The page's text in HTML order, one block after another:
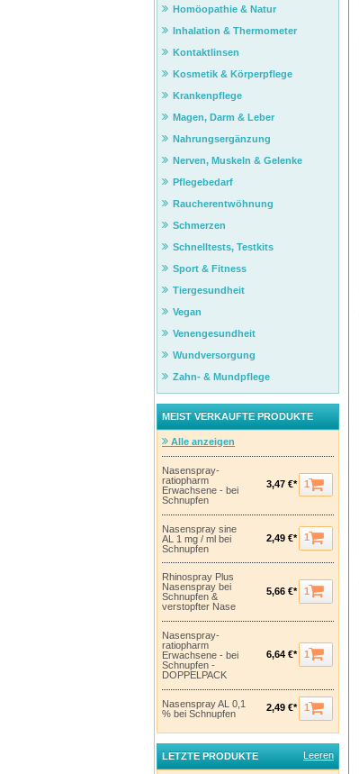
Homöopathie & Natur
Inhalation & Thermometer
Kontaktlinsen
Kosmetik & Körperpflege
Krankenpflege
Magen, Darm & Leber
Nahrungsergänzung
Nerven, Muskeln & Gelenke
Pflegebedarf
Raucherentwöhnung
Schmerzen
Schnelltests, Testkits
Sport & Fitness
Tiergesundheit
Vegan
Venengesundheit
Wundversorgung
Zahn- & Mundpflege
MEIST VERKAUFTE PRODUKTE
Alle anzeigen
Nasenspray-
ratiopharm
Erwachsene - bei
Schnupfen
3,47 €* 1
Nasenspray sine
AL 1 mg / ml bei
Schnupfen
2,49 €* 1
Rhinospray Plus
Nasenspray bei
Schnupfen &
verstopfter Nase
5,66 €* 1
Nasenspray-
ratiopharm
Erwachsene - bei
Schnupfen -
DOPPELPACK
6,64 €* 1
Nasenspray AL 0,1
% bei Schnupfen
2,49 €* 1
LETZTE PRODUKTE Leeren